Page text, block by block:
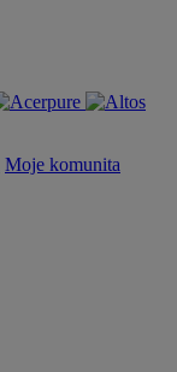
Moje komunita